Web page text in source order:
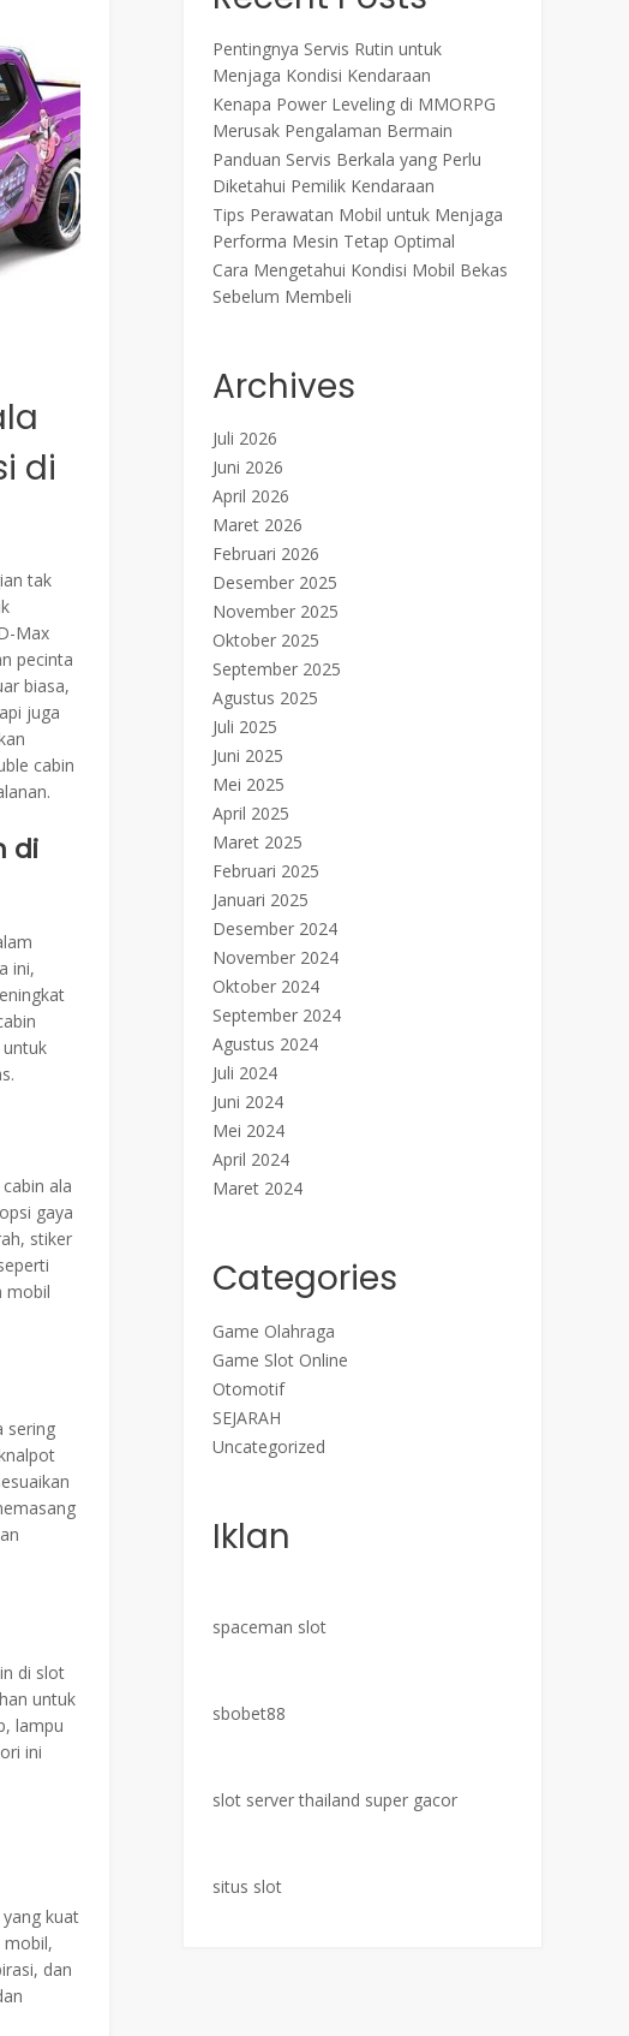
di
tak
Max
pecinta
biasa,
juga
cabin
di
ini,
untuk
ala
gaya
stiker
mobil
sering
di slot
untuk
lampu
ini
kuat
mobil,
dan
Pentingnya Servis Rutin untuk
Menjaga Kondisi Kendaraan
Kenapa Power Leveling di MMORPG
Merusak Pengalaman Bermain
Panduan Servis Berkala yang Perlu
Diketahui Pemilik Kendaraan
Tips Perawatan Mobil untuk Menjaga
Performa Mesin Tetap Optimal
Cara Mengetahui Kondisi Mobil Bekas
Sebelum Membeli
Archives
Juli 2026
Juni 2026
April 2026
Maret 2026
Februari 2026
Desember 2025
November 2025
Oktober 2025
September 2025
Agustus 2025
Juli 2025
Juni 2025
Mei 2025
April 2025
Maret 2025
Februari 2025
Januari 2025
Desember 2024
November 2024
Oktober 2024
September 2024
Agustus 2024
Juli 2024
Juni 2024
Mei 2024
April 2024
Maret 2024
Categories
Game Olahraga
Game Slot Online
Otomotif
SEJARAH
Uncategorized
Iklan
spaceman slot
sbobet88
slot server thailand super gacor
situs slot